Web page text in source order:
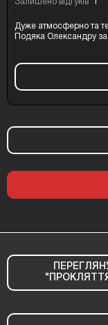
Залишено відгуків 1
Дуже атмосферно та
Подяка Олександру